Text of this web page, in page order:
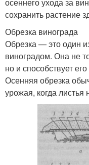
осеннего ухода за
сохранить растение
Обрезка винограда
Обрезка — это один
виноградом. Она не
но и способствует
Осенняя обрезка
урожая, когда листья